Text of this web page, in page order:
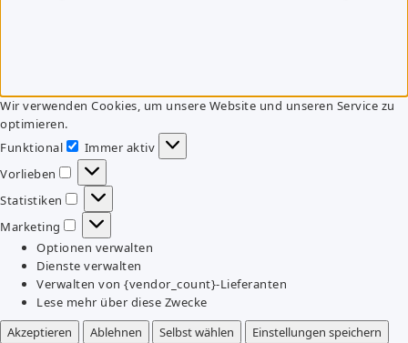
Wir verwenden Cookies, um unsere Website und unseren Service zu
optimieren.
Funktional
Funktional
Immer aktiv
Vorlieben
Vorlieben
Statistiken
Statistiken
Marketing
Marketing
Optionen verwalten
Dienste verwalten
Verwalten von {vendor_count}-Lieferanten
Lese mehr über diese Zwecke
Akzeptieren
Ablehnen Selbst wählen
Einstellungen speichern